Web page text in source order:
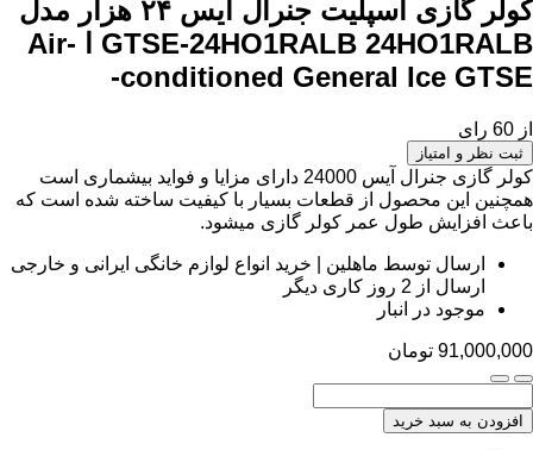
کولر گازی اسپلیت جنرال آیس ۲۴ هزار مدل
GTSE-24HO1RALB
24HO1RALB ا Air-
conditioned General Ice GTSE-
از 60 رای
ثبت نظر و امتیاز
کولر گازی جنرال آیس 24000 دارای مزایا و فواید بیشماری است
همچنین این محصول از قطعات بسیار با کیفیت ساخته شده است که
باعث افزایش طول عمر کولر گازی میشود.
ارسال توسط ماهلین | خرید انواع لوازم خانگی ایرانی و خارجی
ارسال از 2 روز کاری دیگر
موجود در انبار
91,000,000 تومان
افزودن به سبد خرید